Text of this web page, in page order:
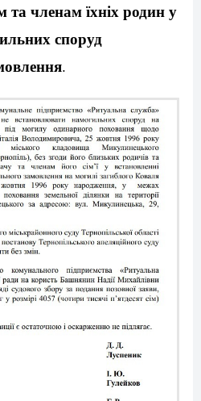
членам їхніх родин у
споруд
.